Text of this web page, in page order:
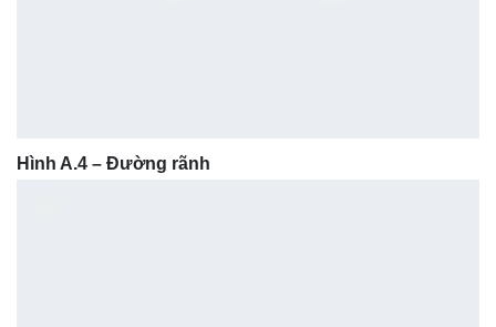
Hình A.4 – Đường rãnh